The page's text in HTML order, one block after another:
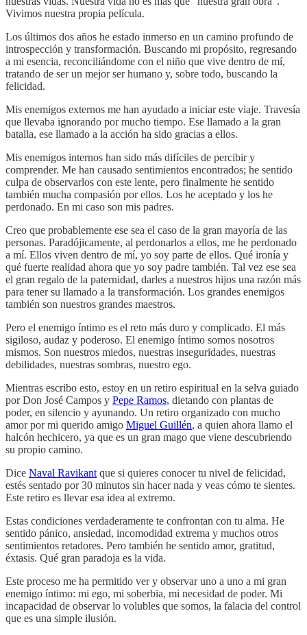
Vivimos nuestra propia película.
Los últimos dos años he estado inmerso en un camino profundo de
introspección y transformación. Buscando mi propósito, regresando
a mi esencia, reconciliándome con el niño que vive dentro de mí,
tratando de ser un mejor ser humano y, sobre todo, buscando la
felicidad.
Mis enemigos externos me han ayudado a iniciar este viaje. Travesía
que llevaba ignorando por mucho tiempo. Ese llamado a la gran
batalla, ese llamado a la acción ha sido gracias a ellos.
Mis enemigos internos han sido más difíciles de percibir y
comprender. Me han causado sentimientos encontrados; he sentido
culpa de observarlos con este lente, pero finalmente he sentido
también mucha compasión por ellos. Los he aceptado y los he
perdonado. En mi caso son mis padres.
Creo que probablemente ese sea el caso de la gran mayoría de las
personas. Paradójicamente, al perdonarlos a ellos, me he perdonado
a mí. Ellos viven dentro de mí, yo soy parte de ellos. Qué ironía y
qué fuerte realidad ahora que yo soy padre también. Tal vez ese sea
el gran regalo de la paternidad, darles a nuestros hijos una razón más
para tener su llamado a la transformación. Los grandes enemigos
también son nuestros grandes maestros.
Pero el enemigo íntimo es el reto más duro y complicado. El más
sigiloso, audaz y poderoso. El enemigo íntimo somos nosotros
mismos. Son nuestros miedos, nuestras inseguridades, nuestras
debilidades, nuestras sombras, nuestro ego.
Mientras escribo esto, estoy en un retiro espiritual en la selva guiado
por Don José Campos y Pepe Ramos, dietando con plantas de
poder, en silencio y ayunando. Un retiro organizado con mucho
amor por mi querido amigo Miguel Guillén, a quien ahora llamo el
halcón hechicero, ya que es un gran mago que viene descubriendo
su propio camino.
Dice Naval Ravikant que si quieres conocer tu nivel de felicidad,
estés sentado por 30 minutos sin hacer nada y veas cómo te sientes.
Este retiro es llevar esa idea al extremo.
Estas condiciones verdaderamente te confrontan con tu alma. He
sentido pánico, ansiedad, incomodidad extrema y muchos otros
sentimientos retadores. Pero también he sentido amor, gratitud,
éxtasis. Qué gran paradoja es la vida.
Este proceso me ha permitido ver y observar uno a uno a mi gran
enemigo íntimo: mi ego, mi soberbia, mi necesidad de poder. Mi
incapacidad de observar lo volubles que somos, la falacia del control
que es una simple ilusión.